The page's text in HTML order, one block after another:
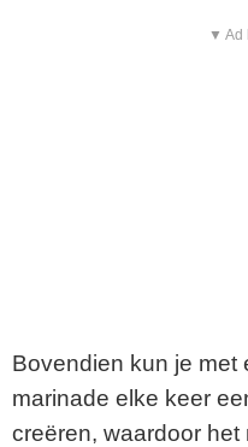
▼ Ad
Bovendien kun je met
marinade elke keer
creëren, waardoor